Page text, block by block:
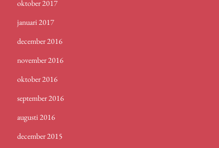
oktober 2017
januari 2017
december 2016
november 2016
oktober 2016
september 2016
augusti 2016
december 2015